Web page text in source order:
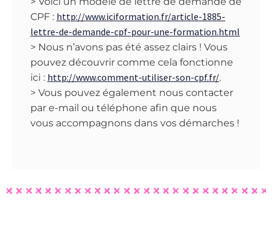
CPF : http://www.iciformation.fr/article-1885-
lettre-de-demande-cpf-pour-une-formation.html
> Nous n’avons pas été assez clairs ! Vous
pouvez découvrir comme cela fonctionne
ici : http://www.comment-utiliser-son-cpf.fr/.
> Vous pouvez également nous contacter
par e-mail ou téléphone afin que nous
vous accompagnons dans vos démarches !